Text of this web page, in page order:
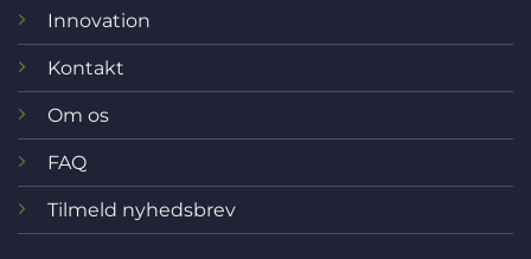
Innovation
Kontakt
Om os
FAQ
Tilmeld nyhedsbrev